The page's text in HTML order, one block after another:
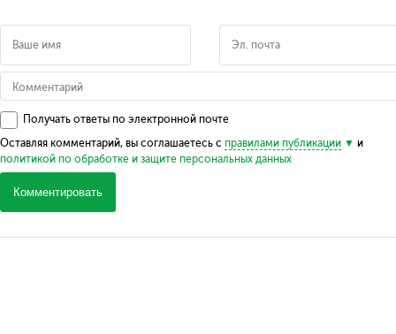
Получать ответы по электронной почте
Оставляя комментарий, вы соглашаетесь с правилами публикации
и
политикой по обработке и защите персональных данных
Комментировать